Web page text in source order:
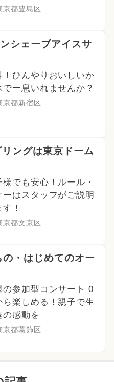
京都豊島区
シェーブアイスサ
！ひんやりおいしいか
で一息いれませんか？
京都新宿区
ングは東京ドーム
様でも安心！ルール・
ーはスタッフがご説明
！
京都文京区
・はじめてのオー
の参加型コンサート 0
ら楽しめる！親子で生
の感動を
京都葛飾区